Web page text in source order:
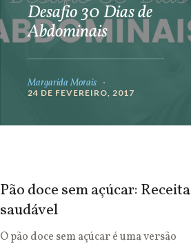
Desafio 30 Dias de
Abdominais
Margarida Morais
24 DE FEVEREIRO, 2017
Pão doce sem açúcar: Receita
saudável
O pão doce sem açúcar é uma versão